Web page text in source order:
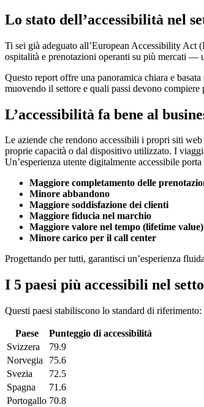
Lo stato dell’accessibilità nel
Ti sei già adeguato all’European Accessibility
ospitalità e prenotazioni operanti su più mercati —
Questo report offre una panoramica chiara e
muovendo il settore e quali passi devono
L’accessibilità fa bene al
Le aziende che rendono accessibili i propri siti
proprie capacità o dal dispositivo utilizzato. I
Un’esperienza utente digitalmente accessibile porta
Maggiore completamento delle
Minore abbandono
Maggiore soddisfazione dei clienti
Maggiore fiducia nel marchio
Maggiore valore nel tempo (lifetime value)
Minore carico per il call center
Progettando per tutti, garantisci un’esperienza
I 5 paesi più accessibili nel
Questi paesi stabiliscono lo standard di riferimento:
Paese
Punteggio di accessibilità
Svizzera
79.9
Norvegia
75.6
Svezia
72.5
Spagna
71.6
Portogallo 70.8